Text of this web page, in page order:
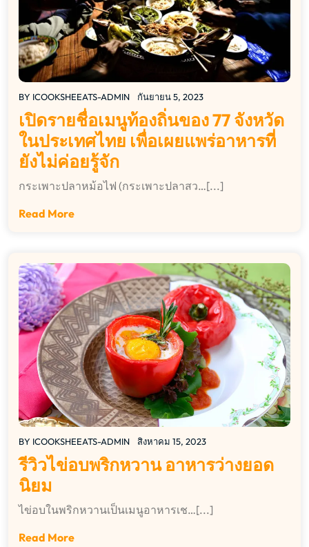
BY ICOOKSHEEATS-ADMIN กันยายน 5, 2023
เปิดรายชื่อเมนูท้องถิ่นของ 77 จังหวัด
ในประเทศไทย เพื่อเผยแพร่อาหารที่
ยังไม่ค่อยรู้จัก
กระเพาะปลาหม้อไฟ (กระเพาะปลาสว…[...]
Read More
BY ICOOKSHEEATS-ADMIN สิงหาคม 15, 2023
รีวิวไข่อบพริกหวาน อาหารว่างยอด
นิยม
ไข่อบในพริกหวานเป็นเมนูอาหารเช…[...]
Read More